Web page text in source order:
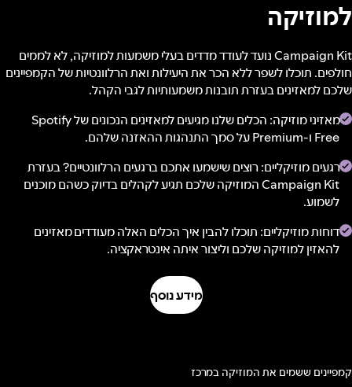
למוזיקה
Campaign Kit נועד לעודד מדדים בעלי משמעות למוזיקה, לא לממים
חולפים. תוכלו לשפר ללא הכר את היעילות ואת הרלוונטיות של הקמפיינים
שלכם למאזינים בעזרת תובנות משמעותיות לגבי הקהל.
מאזיני מוזיקה: הכלים שלנו מגיעים למאזינים הנכונים של Spotify
Free ו-Premium על סמך התנהגות ההאזנה שלהם.
רגעים מוזיקליים: רוצים שישמעו אתכם ברגעים הרלוונטיים? בעזרת
Campaign Kit המוזיקה שלכם תגיע לקהלים בדיוק כשהם מוכנים
לשמוע.
דוחות מוזיקליים: תוכלו להבין איך הכלים האלה מעודדים מאזינים
להאזין למוזיקה שלכם וליצור איתה אינטראקציה.
מידע נוסף
קמפיינים ששמים את המוזיקה במרכז